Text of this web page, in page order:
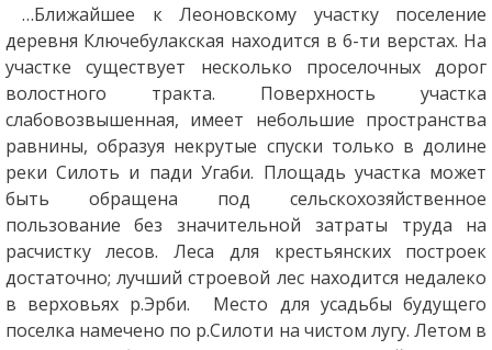
…Ближайшее к Леоновскому участку поселение
деревня Ключебулакская находится в 6-ти верстах. На
участке существует несколько проселочных дорог
волостного тракта. Поверхность участка
слабовозвышенная, имеет небольшие пространства
равнины, образуя некрутые спуски только в долине
реки Силоть и пади Угаби. Площадь участка может
быть обращена под сельскохозяйственное
пользование без значительной затраты труда на
расчистку лесов. Леса для крестьянских построек
достаточно; лучший строевой лес находится недалеко
в верховьях р.Эрби. Место для усадьбы будущего
поселка намечено по р.Силоти на чистом лугу. Летом в